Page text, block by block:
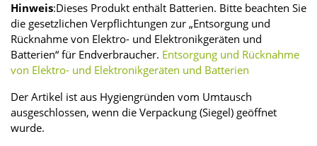
Hinweis:Dieses Produkt enthält Batterien. Bitte beachten Sie
die gesetzlichen Verpflichtungen zur „Entsorgung und
Rücknahme von Elektro- und Elektronikgeräten und
Batterien“ für Endverbraucher. Entsorgung und Rücknahme
von Elektro- und Elektronikgeräten und Batterien
Der Artikel ist aus Hygiengründen vom Umtausch
ausgeschlossen, wenn die Verpackung (Siegel) geöffnet
wurde.